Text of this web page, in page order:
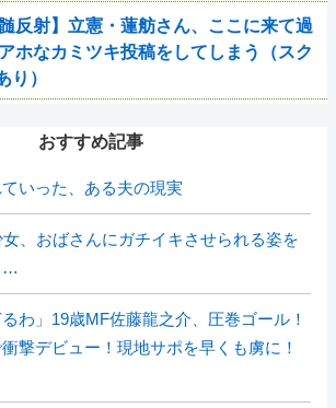
髄反射】立憲・蓮舫さん、ここに来て過
ホなカミツキ投稿をしてしまう（スク
り）
おすすめ記事
いった、ある夫の現実
女、おばさんにガチイキさせられる姿を
…
わ」19歳MF佐藤龍之介、圧巻ゴール！
撃デビュー！現地サポを早くも虜に！